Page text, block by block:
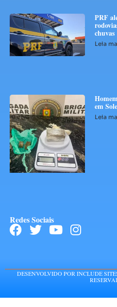
PRF
chuvas
Leia
em
Leia
Redes Sociais
DESENVOLVIDO POR INCLUDE